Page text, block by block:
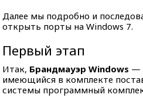
Далее мы подробно и
открыть порты на Windows 7.
Первый этап
Итак, Брандмауэр Windows —
имеющийся в комплекте
системы программный